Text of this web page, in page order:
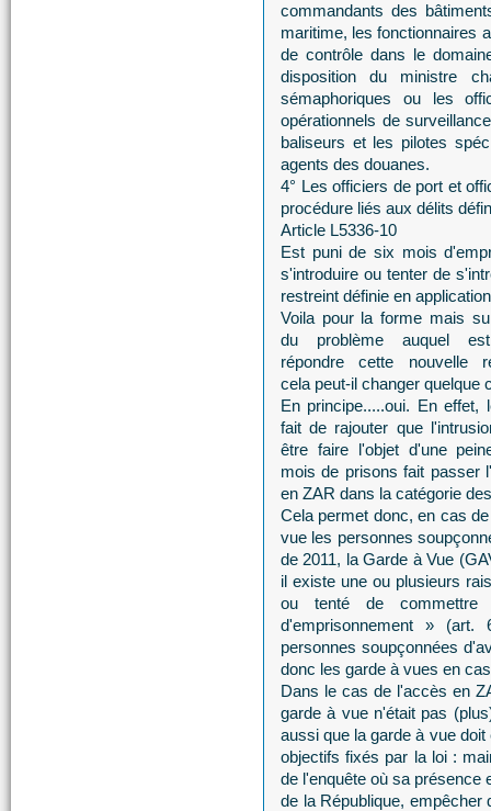
commandants des
maritime, les fonctionnaires
de contrôle dans le
disposition du ministre
sémaphoriques ou les
opérationnels de
baliseurs et les pilotes
agents des douanes.
4° Les officiers de port et
procédure liés aux délits
Article L5336-10
Est puni de six mois
s'introduire ou tenter de
restreint définie en
Voila pour la forme mais
du problème auquel
répondre cette nouvelle
cela peut-il changer quelque
En principe.....oui. En effet,
fait de rajouter que
être faire l'objet d'une
mois de prisons fait passer
en ZAR dans la catégorie
Cela permet donc, en cas
vue les personnes
de 2011, la Garde à Vue
il existe une ou plusieurs
ou tenté de
d'emprisonnement »
personnes soupçonnées
donc les garde à vues en
Dans le cas de l'accès en
garde à vue n'était pas
aussi que la garde à vue
objectifs fixés par la loi :
de l'enquête où sa présence
de la République, empêcher